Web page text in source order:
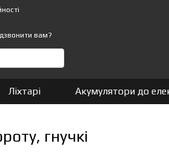
вам?
Ліхтарі Акумулятори до
гнучкі